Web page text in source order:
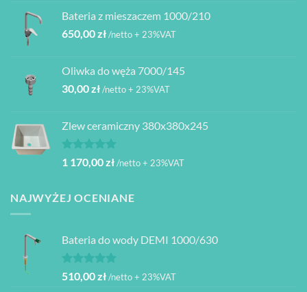
Bateria z mieszaczem 1000/210
650,00zł/netto + 23%VAT
Oliwka do węża 7000/145
30,00zł/netto + 23%VAT
Zlew ceramiczny 380x380x245
Oceniono
na 5
1 170,00zł/netto + 23%VAT
NAJWYŻEJ OCENIANE
Bateria do wody DEMI 1000/630
Oceniono
na 5
510,00zł/netto + 23%VAT